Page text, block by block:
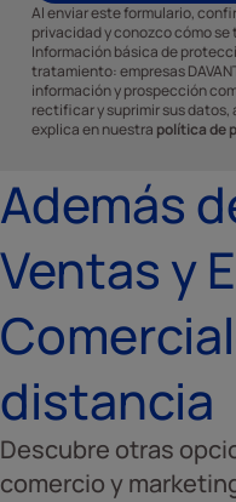
Al enviar este formulario,
privacidad y conozco cómo
Información básica de
tratamiento: empresas
información y prospección
rectificar y suprimir sus datos,
explica en nuestra política de
Además
Ventas y
distancia
Descubre otras
comercio y